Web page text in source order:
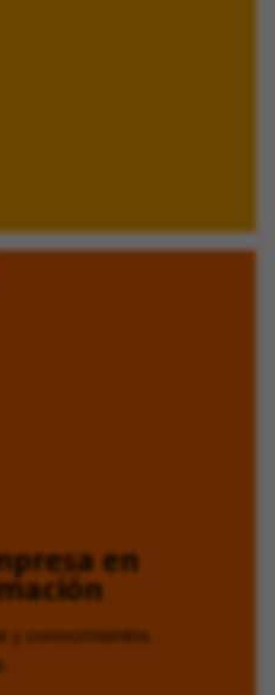
en
y conocimientos